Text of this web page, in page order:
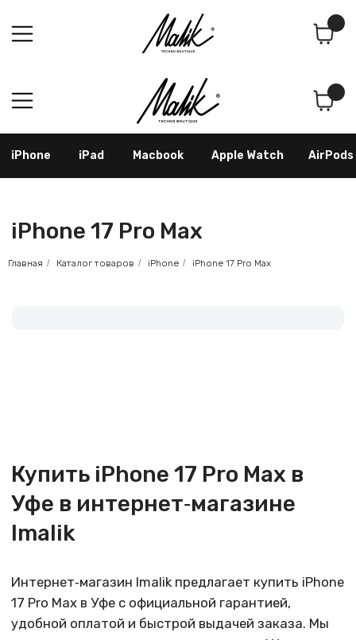
iPhone Apple Watch
iPhone 17 Pro Max
Главная / Каталог товаров / iPhone / iPhone 17 Pro Max
Карла Маркса, 25 – вы можете забрать смартфон в
день заказа или оформить доставку по Уфе и всей
России.
Почему стоит купить iPhone 17 Pro Max в Imalik
Оригинальная техника Apple с гарантией
Актуальные цены и прозрачные условия без
скрытых доплат
Возможность рассрочки и покупки в кредит